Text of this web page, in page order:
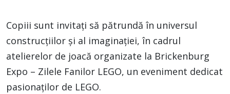
Copiii sunt invitați să pătrundă în universul
construcțiilor și al imaginației, în cadrul
atelierelor de joacă organizate la Brickenburg
Expo – Zilele Fanilor LEGO, un eveniment dedicat
pasionaților de LEGO.